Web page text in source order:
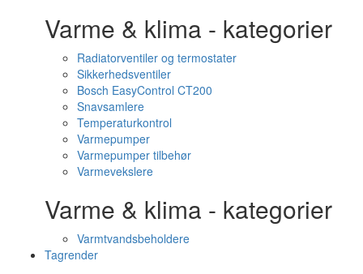
Varme & klima - kategorier
Radiatorventiler og termostater
Sikkerhedsventiler
Bosch EasyControl CT200
Snavsamlere
Temperaturkontrol
Varmepumper
Varmepumper tilbehør
Varmevekslere
Varme & klima - kategorier
Varmtvandsbeholdere
Tagrender